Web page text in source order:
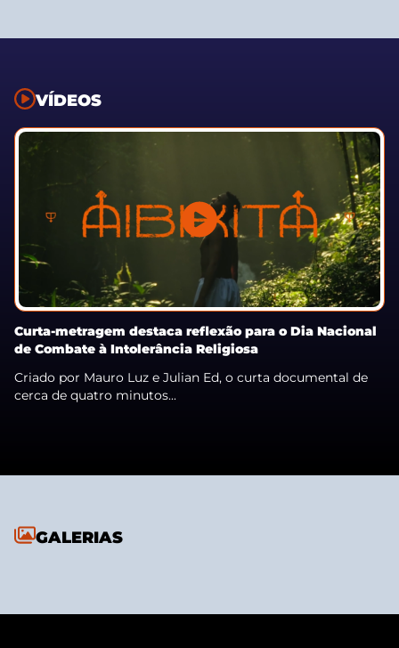
VÍDEOS
Curta-metragem destaca reflexão para o Dia Nacional
de Combate à Intolerância Religiosa
Criado por Mauro Luz e Julian Ed, o curta documental de
cerca de quatro minutos...
GALERIAS